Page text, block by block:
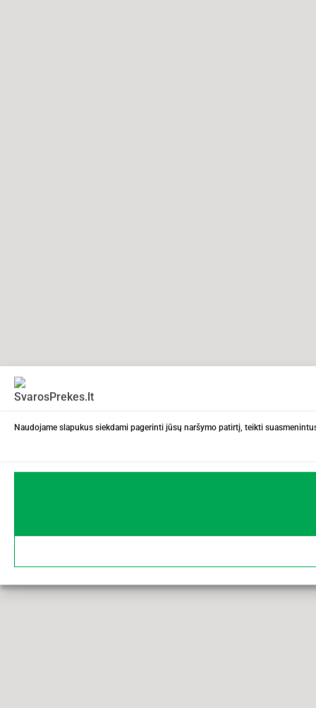
Naudojame slapukus siekdami pagerinti jūsų naršymo patirtį, teikti